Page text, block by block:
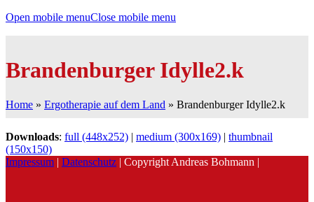
Open mobile menuClose mobile menu
Brandenburger Idylle2.k
Home » Ergotherapie auf dem Land » Brandenburger Idylle2.k
Downloads: full (448x252) | medium (300x169) | thumbnail
(150x150)
Impressum | Datenschutz | Copyright Andreas Bohmann |